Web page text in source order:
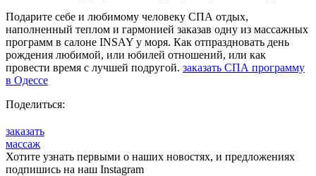
Подарите себе и любимому человеку СПА отдых,
наполненный теплом и гармонией заказав одну из массажных
программ в салоне INSAY у моря. Как отпраздновать день
рождения любимой, или юбилей отношений, или как
провести время с лучшей подругой. заказать СПА программу
в Одессе
Поделиться:
заказать
массаж
Хотите узнать первыми о наших новостях, и предложениях
подпишись на наш Instagram